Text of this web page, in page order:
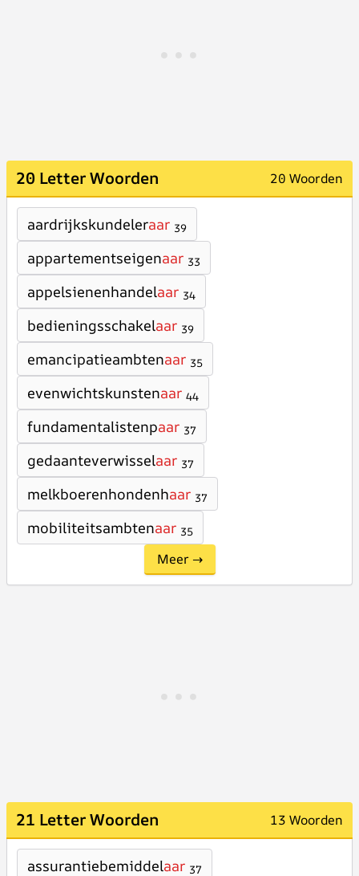
20 Letter Woorden 20 Woorden
aardrijkskundeleraar 39
appartementseigenaar 33
appelsienenhandelaar 34
bedieningsschakelaar 39
emancipatieambtenaar 35
evenwichtskunstenaar 44
fundamentalistenpaar 37
gedaanteverwisselaar 37
melkboerenhondenhaar 37
mobiliteitsambtenaar 35
Meer →
21 Letter Woorden 13 Woorden
assurantiebemiddelaar 37